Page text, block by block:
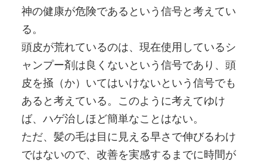
神の健康が危険であるという信号と考えてい
る。
頭皮が荒れているのは、現在使用しているシ
ャンプー剤は良くないという信号であり、頭
皮を掻（か）いてはいけないという信号でも
あると考えている。このように考えてゆけ
ば、ハゲ治しほど簡単なことはない。
ただ、髪の毛は目に見える早さで伸びるわけ
ではないので、改善を実感するまでに時間が